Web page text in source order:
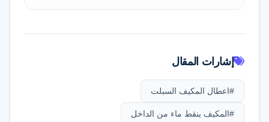
الدقيق.
أو الفيوز، فالأمر يستغرق أقل من نصف
ساعة. أما إذا كانت المشكلة في اللوحة
وإصلاحها أو استبدالها.
إشارات المقال
#اعطال المكيف السبلت
#المكيف ينقط ماء من الداخل